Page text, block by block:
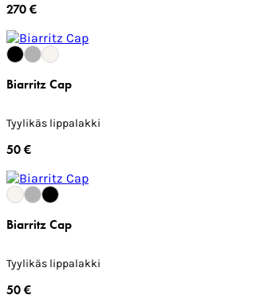
270 €
Biarritz Cap
Tyylikäs lippalakki
50 €
Biarritz Cap
Tyylikäs lippalakki
50 €